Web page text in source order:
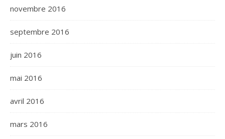
novembre 2016
septembre 2016
juin 2016
mai 2016
avril 2016
mars 2016